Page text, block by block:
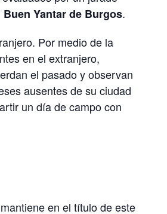
Yantar de Burgos.
Por medio de la
en el extranjero,
el pasado y observan
ausentes de su ciudad
un día de campo con
en el título de este